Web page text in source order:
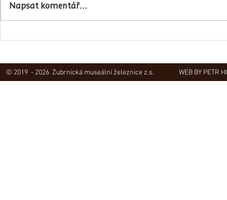
Napsat komentář...
© 2019 - 2026 Zubrnická museální železnice z.s. WEB BY